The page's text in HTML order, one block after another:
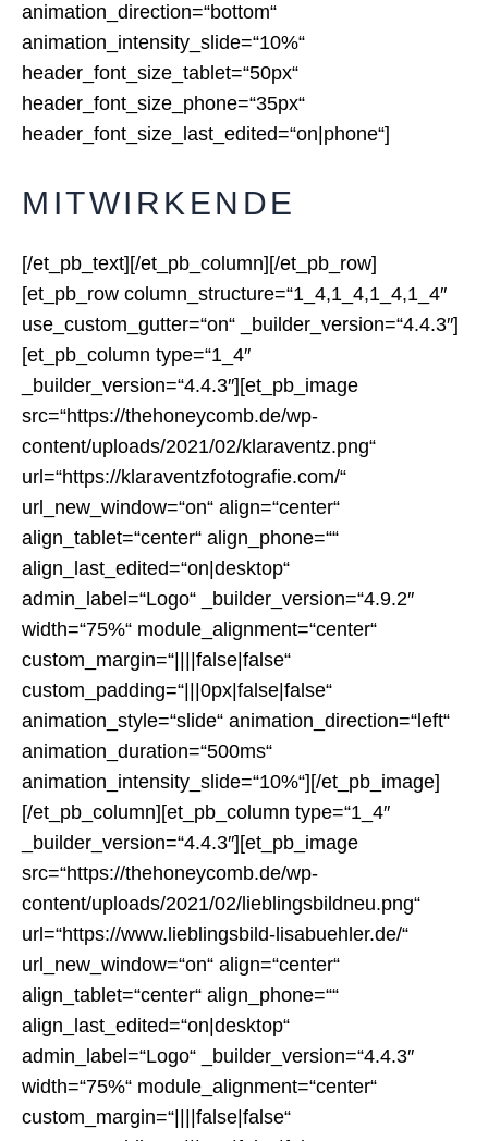
animation_direction=“bottom“
animation_intensity_slide=“10%“
header_font_size_tablet=“50px“
header_font_size_phone=“35px“
header_font_size_last_edited=“on|phone“]
MITWIRKENDE
[/et_pb_text][/et_pb_column][/et_pb_row]
[et_pb_row column_structure=“1_4,1_4,1_4,1_4″
use_custom_gutter=“on“ _builder_version=“4.4.3″]
[et_pb_column type=“1_4″
_builder_version=“4.4.3″][et_pb_image
src=“https://thehoneycomb.de/wp-
content/uploads/2021/02/klaraventz.png“
url=“https://klaraventzfotografie.com/“
url_new_window=“on“ align=“center“
align_tablet=“center“ align_phone=““
align_last_edited=“on|desktop“
admin_label=“Logo“ _builder_version=“4.9.2″
width=“75%“ module_alignment=“center“
custom_margin=“||||false|false“
custom_padding=“|||0px|false|false“
animation_style=“slide“ animation_direction=“left“
animation_duration=“500ms“
animation_intensity_slide=“10%“][/et_pb_image]
[/et_pb_column][et_pb_column type=“1_4″
_builder_version=“4.4.3″][et_pb_image
src=“https://thehoneycomb.de/wp-
content/uploads/2021/02/lieblingsbildneu.png“
url=“https://www.lieblingsbild-lisabuehler.de/“
url_new_window=“on“ align=“center“
align_tablet=“center“ align_phone=““
align_last_edited=“on|desktop“
admin_label=“Logo“ _builder_version=“4.4.3″
width=“75%“ module_alignment=“center“
custom_margin=“||||false|false“